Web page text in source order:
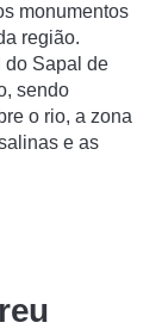
monumentos
região.
do Sapal de
sendo
o rio, a zona
e as